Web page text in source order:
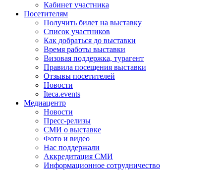
Кабинет участника
Посетителям
Получить билет на выставку
Список участников
Как добраться до выставки
Время работы выставки
Визовая поддержка, турагент
Правила посещения выставки
Отзывы посетителей
Новости
Iteca.events
Медиацентр
Новости
Пресс-релизы
СМИ о выставке
Фото и видео
Нас поддержали
Аккредитация СМИ
Информационное сотрудничество